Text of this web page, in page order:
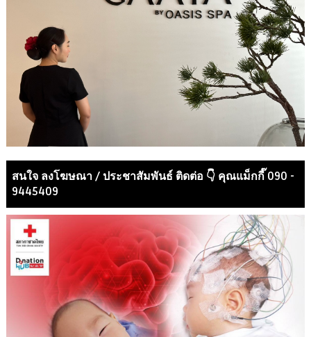
สนใจ ลงโฆษณา / ประชาสัมพันธ์ ติดต่อ 👇 คุณแม็กกี๊ 090 -
9445409